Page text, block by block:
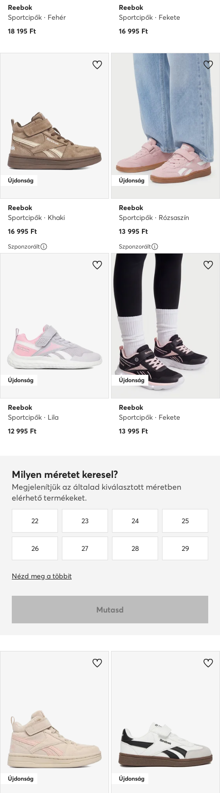
Reebok
Sportcipők · Fehér
18 195 Ft
Reebok
Sportcipők · Fekete
16 995 Ft
Újdonság
Reebok
Sportcipők · Khaki
16 995 Ft
Újdonság
Reebok
Sportcipők · Rózsaszín
13 995 Ft
Szponzorált
Újdonság
Reebok
Sportcipők · Lila
12 995 Ft
Szponzorált
Újdonság
Reebok
Sportcipők · Fekete
13 995 Ft
Milyen méretet keresel?
Megjelenítjük az általad kiválasztott méretben
elérhető termékeket.
22 23 24 25
26 27 28 29
Nézd meg a többit
Mutasd
Újdonság Újdonság